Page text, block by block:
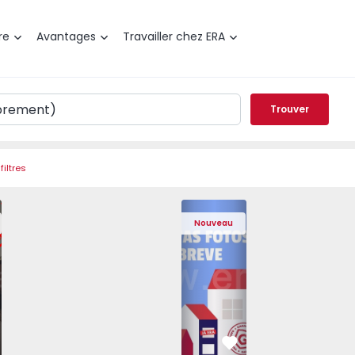
Avantages Travailler chez ERA
Trouver
Pedrouços - 1575536 - 7
T3 Maia, Pedrouços - 1575536 - 9
Appartement T3 Maia, Pedrouços - 1575536 - 8
Appartement T3 Maia, Pedrouços - 1575536 - 12
Appartement T3 Maia, Pedrouços -
Appartement T3 Maia,
Appartement
Nouveau
Appartement T3 Porto,
Préféré